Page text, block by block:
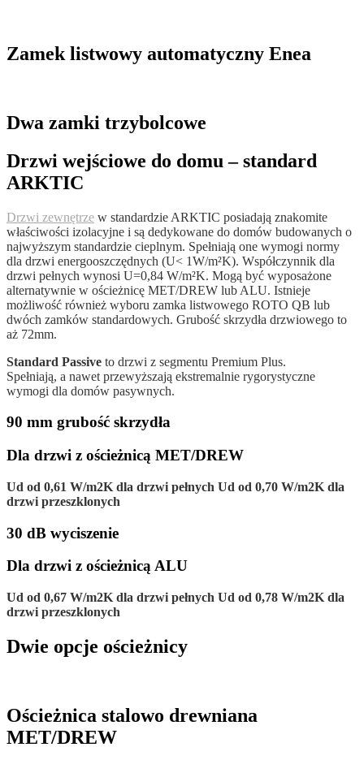
Zamek listwowy automatyczny Enea
Dwa zamki trzybolcowe
Drzwi wejściowe do domu – standard
ARKTIC
Drzwi zewnętrze w standardzie ARKTIC posiadają znakomite
właściwości izolacyjne i są dedykowane do domów budowanych o
najwyższym standardzie cieplnym. Spełniają one wymogi normy
dla drzwi energooszczędnych (U< 1W/m²K). Współczynnik dla
drzwi pełnych wynosi U=0,84 W/m²K. Mogą być wyposażone
alternatywnie w ościeżnicę MET/DREW lub ALU. Istnieje
możliwość również wyboru zamka listwowego ROTO QB lub
dwóch zamków standardowych. Grubość skrzydła drzwiowego to
aż 72mm.
Standard Passive to drzwi z segmentu Premium Plus.
Spełniają, a nawet przewyższają ekstremalnie rygorystyczne
wymogi dla domów pasywnych.
90 mm grubość skrzydła
Dla drzwi z ościeżnicą MET/DREW
Ud od 0,61 W/m2K dla drzwi pełnych Ud od 0,70 W/m2K dla
drzwi przeszklonych
30 dB wyciszenie
Dla drzwi z ościeżnicą ALU
Ud od 0,67 W/m2K dla drzwi pełnych Ud od 0,78 W/m2K dla
drzwi przeszklonych
Dwie opcje ościeżnicy
Ościeżnica stalowo drewniana
MET/DREW